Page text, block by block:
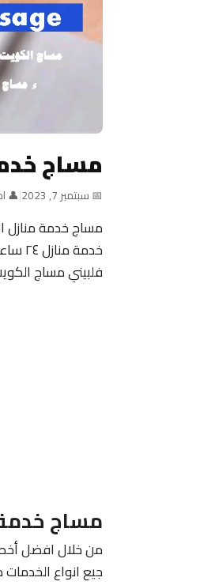
مساج
📅 سبتمبر 7, 2023 |
👤
مساج خدمة منازل
فلبيني مساج
مساج خدمة منازل ٢٤
من خلال افضل
جيع انواع الخدمات